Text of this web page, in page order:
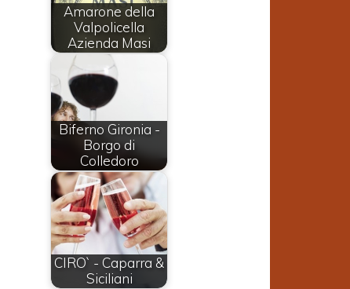
Amarone della
Valpolicella
Azienda Masi
Biferno Gironia -
Borgo di
Colledoro
CIRO` - Caparra &
Siciliani